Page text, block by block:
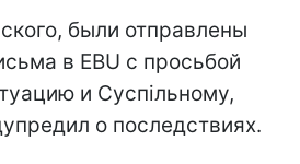
были отправлены
в EBU с просьбой
и Суспільному,
о последствиях.